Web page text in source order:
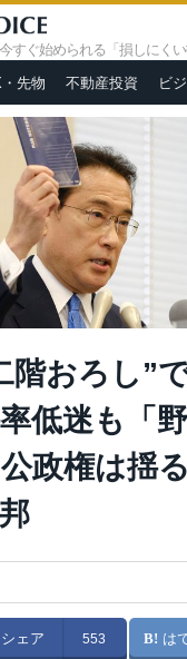
今すぐ始められる「損しにくい
・先物 不動産投資 ビ
»
岸田氏“二階おろし”で
シ」で自公政権は揺るがない
階おろし”
低迷も「
政権は揺
シェア 553 は